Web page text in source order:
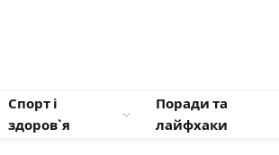
Спорт і
здоров`я
Поради та
лайфхаки